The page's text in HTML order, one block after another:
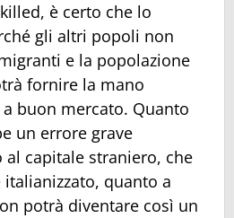
è certo che lo
gli altri popoli non
e la popolazione
fornire la mano
buon mercato. Quanto
un errore grave
al capitale straniero, che
quanto a
potrà diventare così un